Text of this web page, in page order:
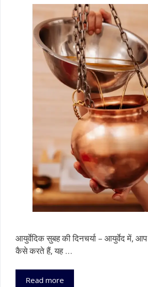
आयुर्वेदिक सुबह की दिनचर्या – आयुर्वेद में,
कैसे करते हैं, यह …
Read more